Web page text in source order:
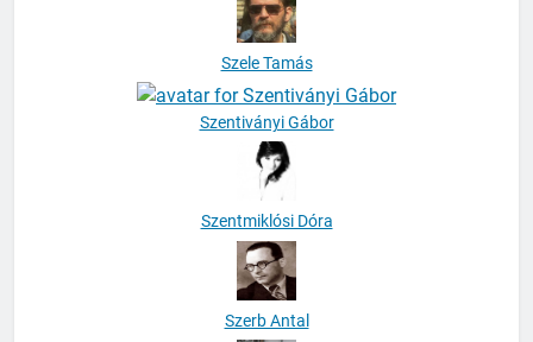
Szele Tamás
Szentiványi Gábor
Szentmiklósi Dóra
Szerb Antal